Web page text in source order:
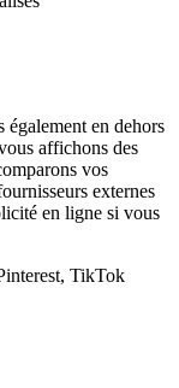
en dehors
affichons des
vos
externes
en ligne si vous
TikTok